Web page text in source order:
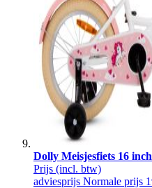
Dolly Meisjesfiets 16
Prijs (incl. btw)
adviesprijs Normale prijs